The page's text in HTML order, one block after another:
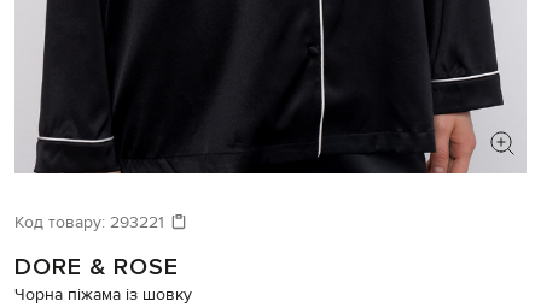
Код товару: 293221
DORE & ROSE
Чорна піжама із шовку